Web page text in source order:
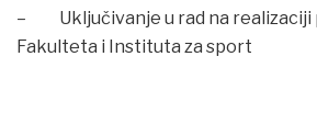
– Uključivanje u rad na realizaciji
Fakulteta i Instituta za sport